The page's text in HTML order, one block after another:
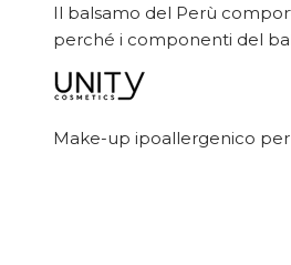
Il balsamo del Perù
perché i componenti del
Make-up ipoallergenico per